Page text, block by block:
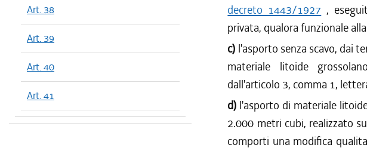
Art. 38
Art. 39
Art. 40
Art. 41
decreto 1443/1927 ,
privata, qualora funzionale
c) l'asporto senza scavo, dai
materiale litoide
dall'articolo 3, comma 1,
d) l'asporto di materiale
2.000 metri cubi, realizzato
comporti una modifica